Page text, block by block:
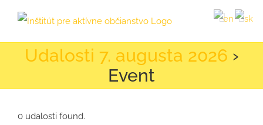
contentUdalosti 7. augusta 2026 ›
Event
0 udalosti found.